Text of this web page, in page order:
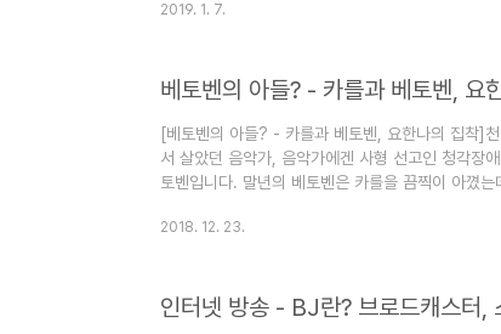
할 수 있어서 좋은 작품입니다. [엮인 글]오페라, 뮤
있고 아름다운 '에스메랄다'가 춤..
2019. 1. 7.
베토벤의 아들? - 카를과 베토벤, 요
[베토벤의 아들? - 카를과 베토벤, 요한나의 집착]​
서 살았던 음악가, 음악가에겐 사형 선고인 청각장
토벤입니다. 말년의 베토벤은 카를을 끔찍이 아꼈
[엮인 글]하이든이 모차르트와 베토벤를 가르친 음
도, 작곡가로 활동할 때도 항..
2018. 12. 23.
인터넷 방송 - BJ란? 브로드캐스터,